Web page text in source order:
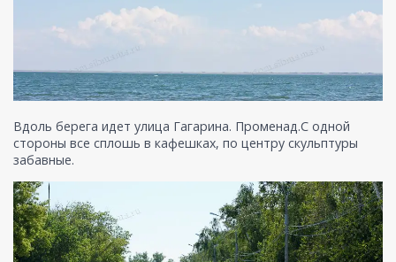
Вдоль берега идет улица Гагарина. Променад.С одной
стороны все сплошь в кафешках, по центру скульптуры
забавные.